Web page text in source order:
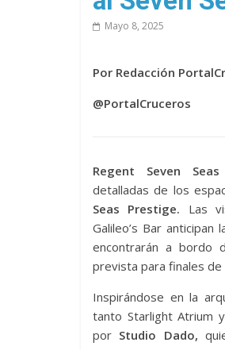
Mayo 8, 2025
Por Redacción
@PortalCruceros
Regent Seven Seas
detalladas de los
Seas Prestige. Las
Galileo’s Bar anticipan
encontrarán a bordo
prevista para finales de
Inspirándose en la
tanto Starlight Atrium
por Studio Dado,